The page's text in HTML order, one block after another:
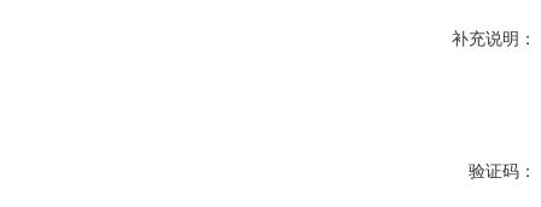
补充说明：
验证码：